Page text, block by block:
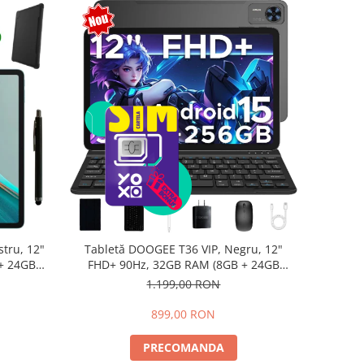
12"
24GB
Tabletă DOOGEE T36 VIP, Negru, 12"
FHD+ 90Hz, 32GB RAM (8GB + 24GB
extensibili), 256GB, Android 15,
1.199,00 RON
899,00 RON
PRECOMANDA